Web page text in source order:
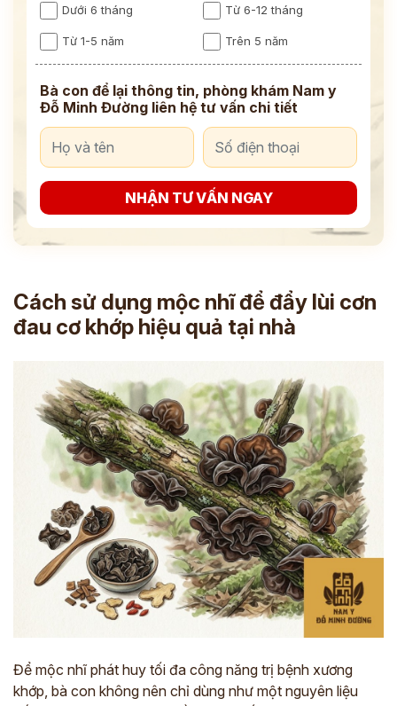
Dưới 6 tháng Từ 6-12 tháng
Từ 1-5 năm Trên 5 năm
Bà con để lại thông tin, phòng khám Nam y
Đỗ Minh Đường liên hệ tư vấn chi tiết
NHẬN TƯ VẤN NGAY
Cách sử dụng mộc nhĩ để đẩy lùi cơn
đau cơ khớp hiệu quả tại nhà
Để mộc nhĩ phát huy tối đa công năng trị bệnh xương
khớp, bà con không nên chỉ dùng như một nguyên liệu